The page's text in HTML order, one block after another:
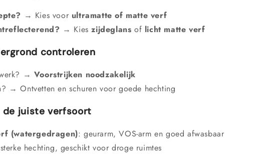
→ Kies voor ultramatte of matte verf
→ Kieszijdeglans of licht matte verf
controleren
→ Voorstrijken noodzakelijk
→ Ontvetten en schuren voor goede hechting
de juiste verfsoort
(watergedragen): geurarm, VOS-arm en goed afwasbaar
hechting, geschikt voor droge ruimtes